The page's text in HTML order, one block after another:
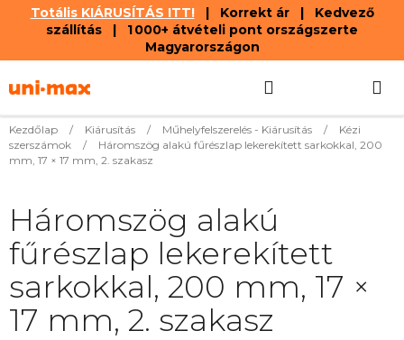
Totális KIÁRUSÍTÁS ITT!| Korrekt ár | Kedvező
szállítás | 1 000+ átvételi pont országszerte
Magyarországon
tartalomhoz
KOSÁR
Kezdőlap / Kiárusítás / Műhelyfelszerelés - Kiárusítás /
Kézi
szerszámok
/
Háromszög alakú fűrészlap lekerekített sarkokkal, 200
mm, 17 × 17 mm, 2. szakasz
Háromszög alakú
fűrészlap lekerekített
sarkokkal, 200 mm, 17 ×
17 mm, 2. szakasz